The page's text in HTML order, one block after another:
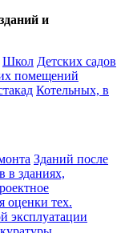
и
Школ Детских садов
помещений
Котельных, в
Зданий после
в зданиях,
оценки тех.
эксплуатации